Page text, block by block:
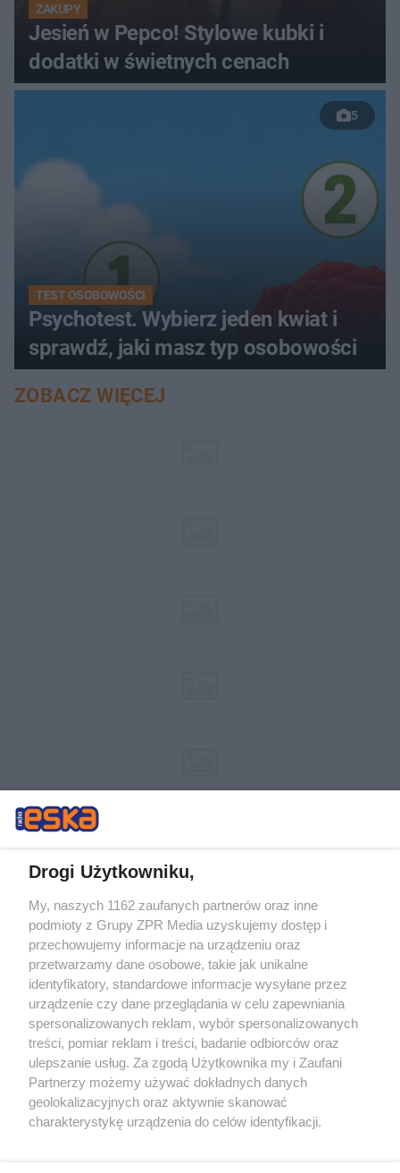
ZAKUPY
Jesień w Pepco! Stylowe kubki i
dodatki w świetnych cenach
5
TEST OSOBOWOŚCI
Psychotest. Wybierz jeden kwiat i
sprawdź, jaki masz typ osobowości
ZOBACZ WIĘCEJ
Żaden utwór zamieszczony w serwisie nie może być powielany i
rozpowszechniany lub dalej rozpowszechniany w jakikolwiek sposób (w
tym także elektroniczny lub mechaniczny) na jakimkolwiek polu
eksploatacji w jakiejkolwiek formie, włącznie z umieszczaniem w
Internecie bez pisemnej zgody właściciela praw. Jakiekolwiek użycie lub
wykorzystanie utworów w całości lub w części z naruszeniem prawa,
tzn. bez właściwej zgody, jest zabronione pod groźbą kary i może być
ścigane prawnie.
Drogi Użytkowniku,
My, naszych 1162 zaufanych partnerów oraz inne
podmioty z Grupy ZPR Media uzyskujemy dostęp i
przechowujemy informacje na urządzeniu oraz
przetwarzamy dane osobowe, takie jak unikalne
identyfikatory, standardowe informacje wysyłane przez
urządzenie czy dane przeglądania w celu zapewniania
spersonalizowanych reklam, wybór spersonalizowanych
treści, pomiar reklam i treści, badanie odbiorców oraz
ulepszanie usług. Za zgodą Użytkownika my i Zaufani
Partnerzy możemy używać dokładnych danych
geolokalizacyjnych oraz aktywnie skanować
charakterystykę urządzenia do celów identyfikacji.